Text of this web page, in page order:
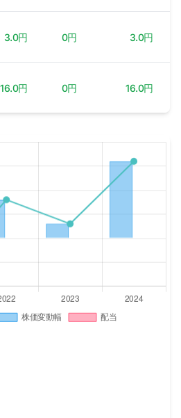
3.0円 0円 3.0円
16.0円 0円 16.0円